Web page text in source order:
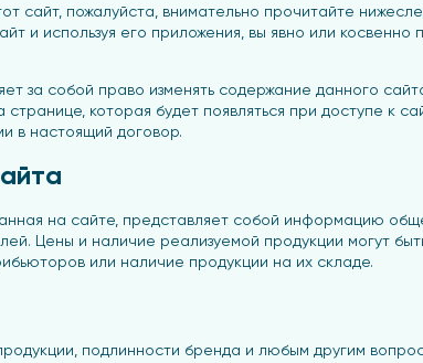
сайт, пожалуйста, внимательно прочитайте
и используя его приложения, вы явно или
за собой право изменять содержание данного
странице, которая будет появляться при доступе к
в настоящий договор.
на сайте, представляет собой информацию
Цены и наличие реализуемой продукции могут
или наличие продукции на их складе.
подлинности бренда и любым другим